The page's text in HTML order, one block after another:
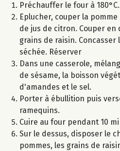
Préchauffer le four à 180°C.
Eplucher, couper la
de jus de citron. Couper en
grains de raisin.
séchée. Réserver
Dans une casserole,
de sésame, la boisson
d'amandes et le sel.
Porter à ébullition puis
ramequins.
Cuire au four pendant 10
Sur le dessus, disposer le
pommes, les grains de